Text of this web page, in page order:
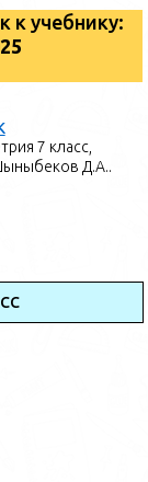
к учебнику:
7 класс,
Д.А..